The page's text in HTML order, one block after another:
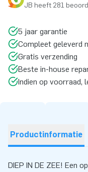
JB heeft 281
5 jaar garantie
Compleet geleverd
Gratis verzending
Beste in-house
Indien op voorraad,
Productinformatie
DIEP IN DE ZEE! Een